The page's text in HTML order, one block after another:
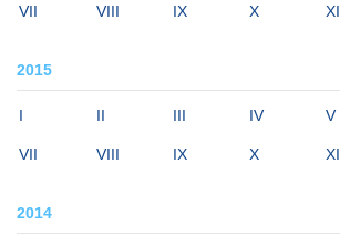
VII VIII IX X XI
2015
I II III IV V
VII VIII IX X XI
2014